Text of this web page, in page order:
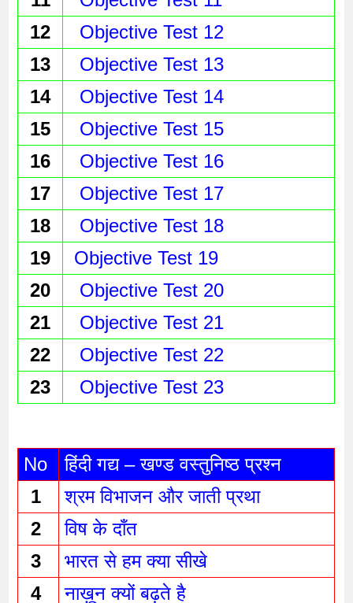
12
Objective Test 12
13
Objective Test 13
14
Objective Test 14
15
Objective Test 15
16
Objective Test 16
17
Objective Test 17
18
Objective Test 18
19
Objective Test 19
20
Objective Test 20
21
Objective Test 21
22
Objective Test 22
23
Objective Test 23
No
हिंदी गद्य – खण्ड वस्तुनिष्ठ प्रश्न
1
श्रम विभाजन और जाती प्रथा
2
विष के दाँत
3
भारत से हम क्या सीखे
4
नाख़ून क्यों बढ़ते है